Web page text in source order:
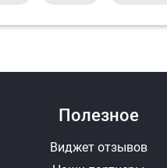
Полезное
Виджет отзывов